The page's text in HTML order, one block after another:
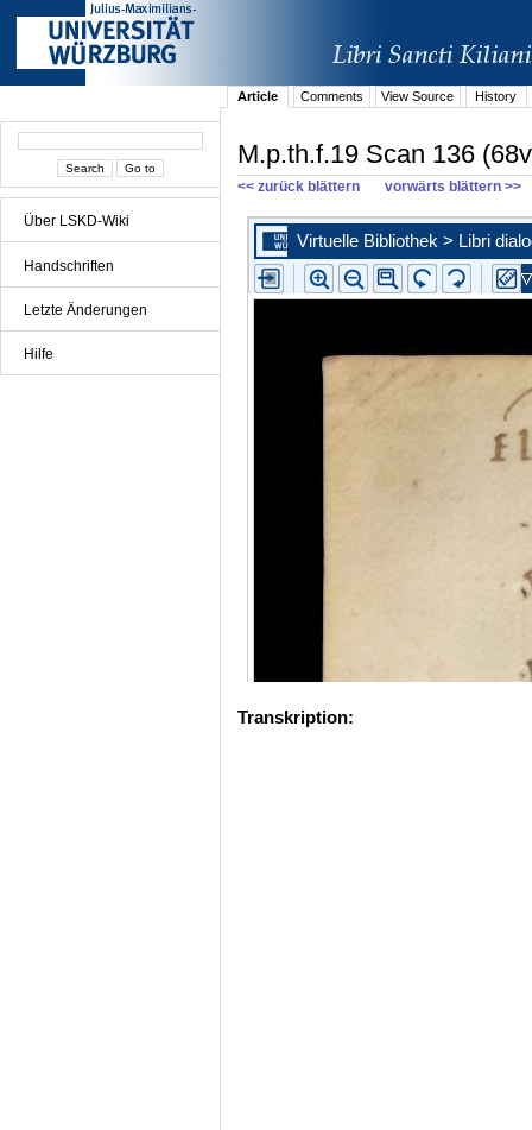
Über LSKD-Wiki
Handschriften
Letzte Änderungen
Hilfe
Article Comments View Source History
M.p.th.f.19 Scan 136
<< zurück blättern vorwärts blättern >>
Transkription: